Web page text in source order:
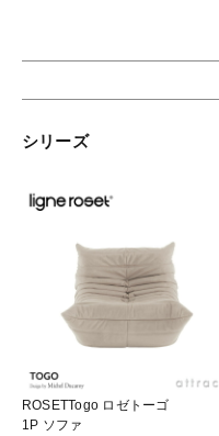
シリーズ
ROSETTogo ロゼトーゴ
1P ソファ